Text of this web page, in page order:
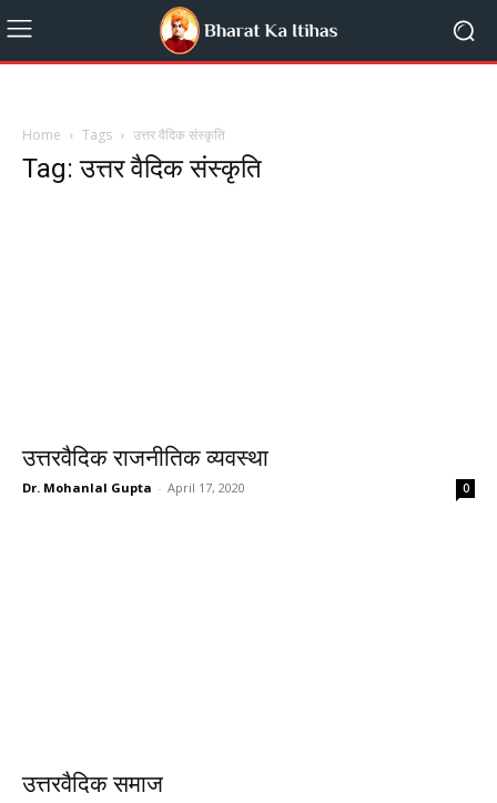
Home Tags उत्तर वैदिक संस्कृति
Tag: उत्तर वैदिक संस्कृति
उत्तरवैदिक राजनीतिक व्यवस्था
Dr. Mohanlal Gupta - April 17, 2020 0
उत्तरवैदिक समाज